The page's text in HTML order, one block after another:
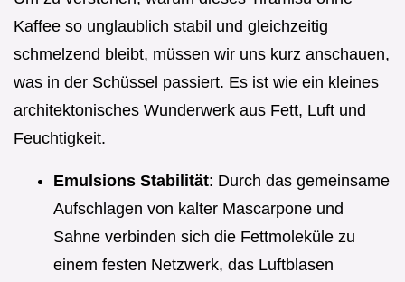
Kaffee so unglaublich stabil und gleichzeitig
schmelzend bleibt, müssen wir uns kurz anschauen,
was in der Schüssel passiert. Es ist wie ein kleines
architektonisches Wunderwerk aus Fett, Luft und
Feuchtigkeit.
Emulsions Stabilität: Durch das gemeinsame
Aufschlagen von kalter Mascarpone und
Sahne verbinden sich die Fettmoleküle zu
einem festen Netzwerk, das Luftblasen